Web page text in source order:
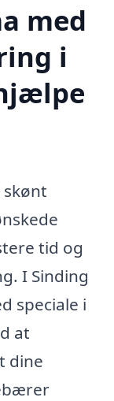
med
i
skønt
tid og
I Sinding
speciale i
at
dine